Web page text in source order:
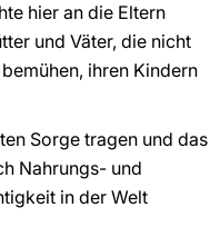
hier an die Eltern
und Väter, die nicht
ihren Kindern
Sorge tragen und das
Nahrungs- und
in der Welt